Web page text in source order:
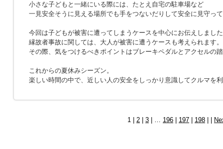
小さな子どもと一緒にいる際には、たとえ自宅の駐車場など
一見安全そうに見える場所でも手をつないだりして安全に見守っ
今回は子どもが被害に遭ってしまうケースを中心にお伝えしまし
縁故者事故に関しては、大人が被害に遭うケースも考えられます。
その際、気をつけるべきポイントはブレーキペダルとアクセルの
これからの夏休みシーズン。
楽しい時間の中で、近しい人の安全をしっかり意識してクルマを
1 | 2 3 | … 196 197 198